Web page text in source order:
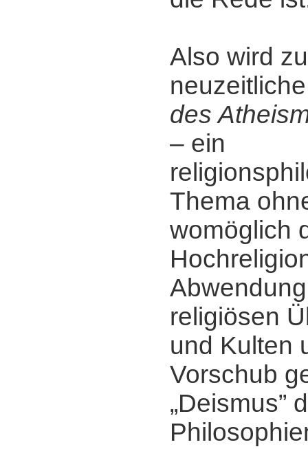
Also wird
neuzeitliche
des
‒ ein
Thema
womöglich
religiösen
und Kulten
Vorschub
„Deismus”